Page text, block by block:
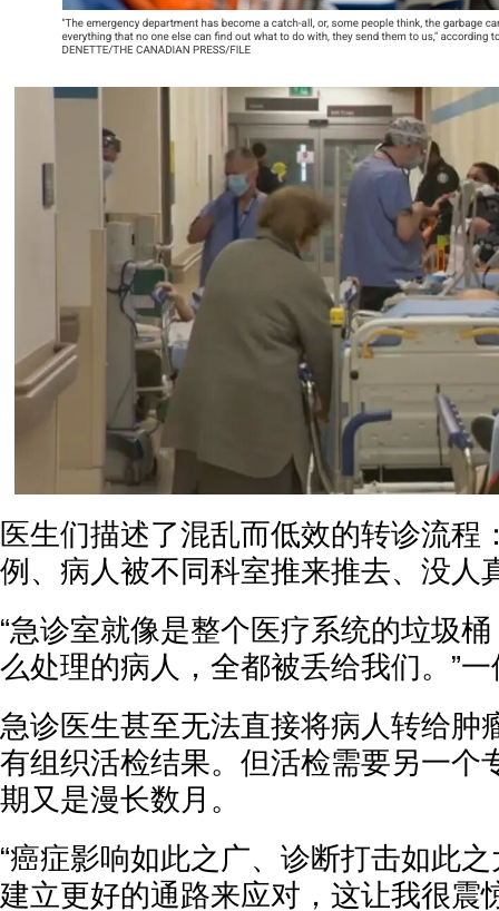
医生们描述了混乱而低效的转诊流程
例、病人被不同科室推来推去、没人
“急诊室就像是整个医疗系统的垃圾
么处理的病人，全都被丢给我们。”
急诊医生甚至无法直接将病人转给肿
有组织活检结果。但活检需要另一个
期又是漫长数月。
“癌症影响如此之广、诊断打击如此
建立更好的通路来应对，这让我很震